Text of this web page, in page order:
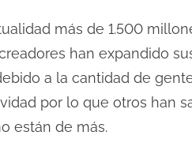
más de 1.500
han expandido
a la cantidad de
por lo que otros han
están de más.